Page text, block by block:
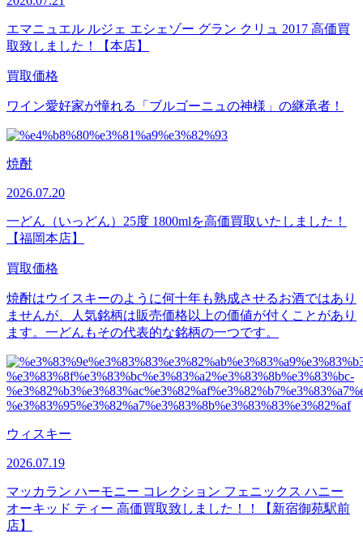
エマニュエル ルジェ エシェゾー グラン クリュ 2017 高価買
取致しました！【本店】
買取価格
ワイン愛好家が憧れる「ブルゴーニュの神様」の継承者！
焼酎
2026.07.20
一どん（いっどん）25度 1800mlを高価買取いたしました！
【福岡本店】
買取価格
焼酎はウイスキーのように何十年も熟成させるお酒ではあり
ませんが、人気銘柄は販売価格以上の価値が付くことがあり
ます。一どんもその代表的な銘柄の一つです。
ウィスキー
2026.07.19
マッカラン ハーモニー コレクション フェニックス ハニー
オーキッド ティー 高価買取致しました！！【新宿御苑駅前
店】